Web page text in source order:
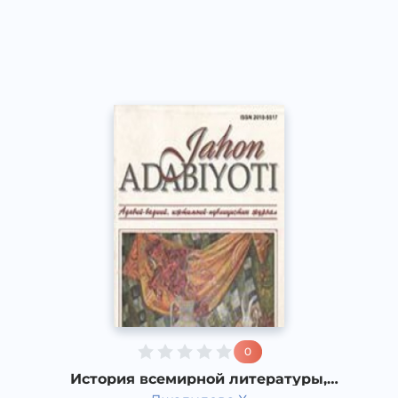
0
История всемирной литературы,
Литература Возрождения в